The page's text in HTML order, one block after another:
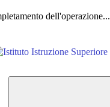
dell'operazione...